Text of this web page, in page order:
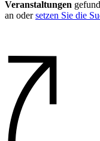
Veranstaltungen
an odersetzen Sie die